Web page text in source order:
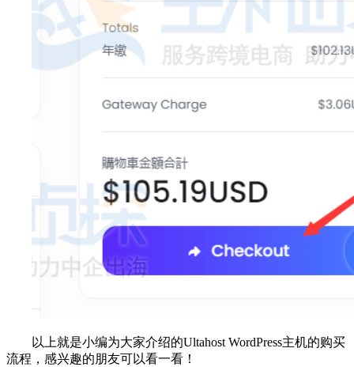
以上就是小编为大家介绍的Ultahost WordPress主机的购买
流程，感兴趣的朋友可以看一看！